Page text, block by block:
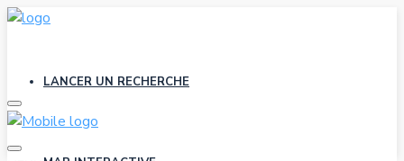
LANCER UN RECHERCHE